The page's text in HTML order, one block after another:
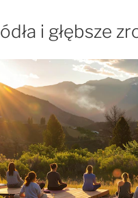
i głębsze